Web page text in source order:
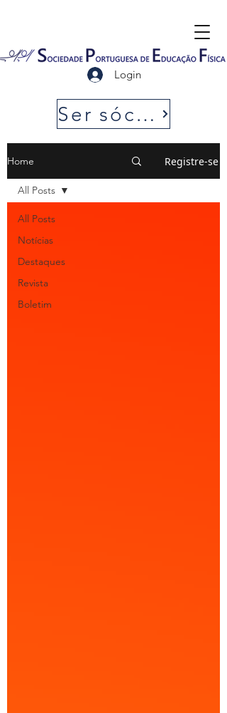
Login
Ser sócio SPEF
Home Registre-se
All Posts
Notícias
Destaques
Revista
Boletim
All Posts